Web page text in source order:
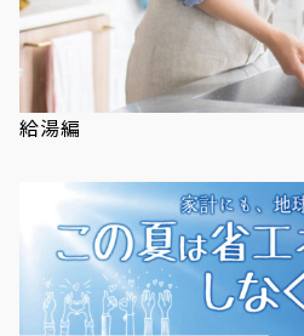
給湯編